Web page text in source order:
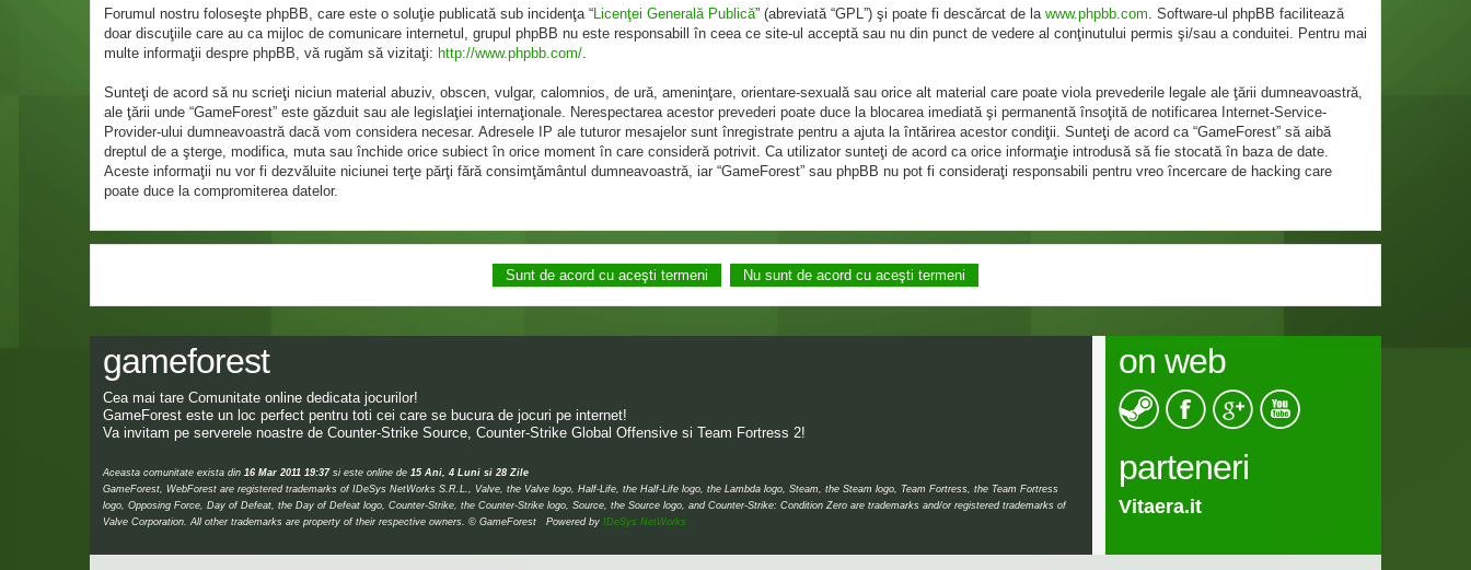
Forumul nostru foloseşte phpBB, care este o soluţie publicată sub incidenţa “Licenţei Generală Publică” (abreviată “GPL”) şi poate fi descărcat de la www.phpbb.com . Software-ul phpBB facilitează
doar discuţiile care au ca mijloc de comunicare internetul, grupul phpBB nu este responsabill în ceea ce site-ul acceptă sau nu din punct de vedere al conţinutului permis şi/sau a conduitei. Pentru mai
multe informaţii despre phpBB, vă rugăm să vizitaţi: http://www.phpbb.com/
Sunteţi de acord să nu scrieţi niciun material abuziv, obscen, vulgar, calomnios, de ură, ameninţare, orientare-sexuală sau orice alt material care poate viola prevederile legale ale ţării dumneavoastră,
ale ţării unde “GameForest” este găzduit sau ale legislaţiei internaţionale. Nerespectarea acestor prevederi poate duce la blocarea imediată şi permanentă însoţită de notificarea Internet-Service-
Provider-ului dumneavoastră dacă vom considera necesar. Adresele IP ale tuturor mesajelor sunt înregistrate pentru a ajuta la întărirea acestor condiţii. Sunteţi de acord ca “GameForest” să aibă
dreptul de a şterge, modifica, muta sau închide orice subiect în orice moment în care consideră potrivit. Ca utilizator sunteţi de acord ca orice informaţie introdusă să fie stocată în baza de date.
Aceste informaţii nu vor fi dezvăluite niciunei terţe părţi fără consimţământul dumneavoastră, iar “GameForest” sau phpBB nu pot fi consideraţi responsabili pentru vreo încercare de hacking care
poate duce la compromiterea datelor.
gameforest
Cea mai tare Comunitate online dedicata jocurilor!
GameForest este un loc perfect pentru toti cei care se bucura de jocuri pe internet!
Va invitam pe serverele noastre de Counter-Strike Source, Counter-Strike Global Offensive si Team Fortress 2!
Aceasta comunitate exista din 16 Mar 2011 19:37si este online de 15 Ani, 4 Luni si 28 Zile
GameForest, WebForest are registered trademarks of IDeSys NetWorks S.R.L., Valve, the Valve logo, Half-Life, the Half-Life logo, the Lambda logo, Steam, the Steam logo, Team Fortress, the Team Fortress
logo, Opposing Force, Day of Defeat, the Day of Defeat logo, Counter-Strike, the Counter-Strike logo, Source, the Source logo, and Counter-Strike: Condition Zero are trademarks and/or registered trademarks of
Valve Corporation. All other trademarks are property of their respective owners. © GameForest Powered by IDeSys NetWorks
on web
parteneri
Vitaera.it